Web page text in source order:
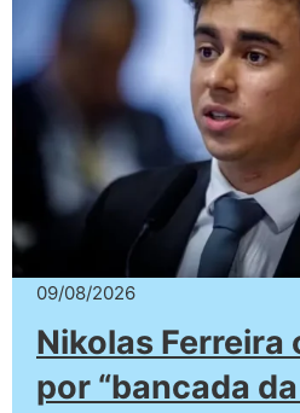
09/08/2026
Nikolas Ferreira
por “bancada